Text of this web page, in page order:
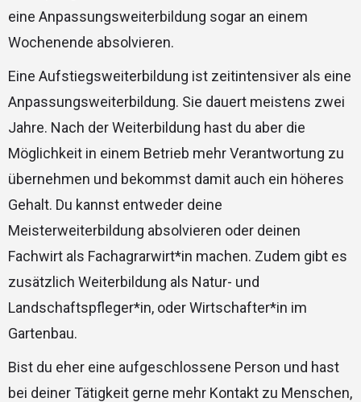
eine Anpassungsweiterbildung sogar an einem
Wochenende absolvieren.
Eine Aufstiegsweiterbildung ist zeitintensiver als eine
Anpassungsweiterbildung. Sie dauert meistens zwei
Jahre. Nach der Weiterbildung hast du aber die
Möglichkeit in einem Betrieb mehr Verantwortung zu
übernehmen und bekommst damit auch ein höheres
Gehalt. Du kannst entweder deine
Meisterweiterbildung absolvieren oder deinen
Fachwirt als Fachagrarwirt*in machen. Zudem gibt es
zusätzlich Weiterbildung als Natur- und
Landschaftspfleger*in, oder Wirtschafter*in im
Gartenbau.
Bist du eher eine aufgeschlossene Person und hast
bei deiner Tätigkeit gerne mehr Kontakt zu Menschen,